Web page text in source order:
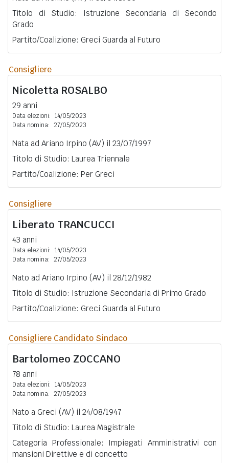
Titolo di Studio: Istruzione Secondaria di Secondo
Grado
Partito/Coalizione: Greci Guarda al Futuro
Consigliere
Nicoletta ROSALBO
29 anni
Data elezioni: 14/05/2023
Data nomina: 27/05/2023
Nata ad Ariano Irpino (AV) il 23/07/1997
Titolo di Studio: Laurea Triennale
Partito/Coalizione: Per Greci
Consigliere
Liberato TRANCUCCI
43 anni
Data elezioni: 14/05/2023
Data nomina: 27/05/2023
Nato ad Ariano Irpino (AV) il 28/12/1982
Titolo di Studio: Istruzione Secondaria di Primo Grado
Partito/Coalizione: Greci Guarda al Futuro
Consigliere Candidato Sindaco
Bartolomeo ZOCCANO
78 anni
Data elezioni: 14/05/2023
Data nomina: 27/05/2023
Nato a Greci (AV) il 24/08/1947
Titolo di Studio: Laurea Magistrale
Categoria Professionale: Impiegati Amministrativi con
mansioni Direttive e di concetto